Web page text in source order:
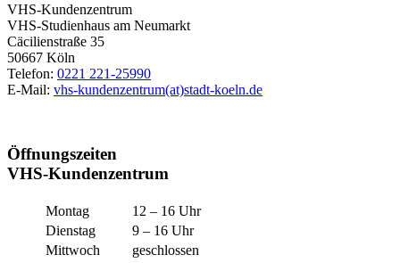
VHS-Kundenzentrum
VHS-Studienhaus am Neumarkt
Cäcilienstraße 35
50667 Köln
Telefon: 0221 221-25990
E-Mail: vhs-kundenzentrum(at)stadt-koeln.de
Öffnungszeiten
VHS-Kundenzentrum
Montag
12 – 16 Uhr
Dienstag
9 – 16 Uhr
Mittwoch
geschlossen